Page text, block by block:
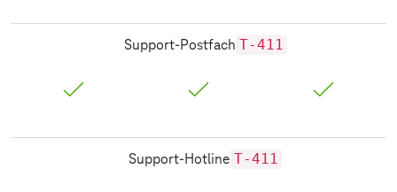
Support-Postfach T-411
Support-Hotline T-411